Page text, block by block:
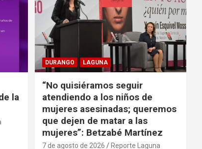
la
DURANGO LAGUNA
“No quisiéramos seguir
atendiendo a los niños de
mujeres asesinadas; queremos
que dejen de matar a las
mujeres”: Betzabé Martínez
7 de agosto de 2026 Reporte Laguna